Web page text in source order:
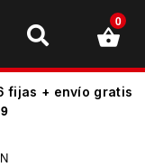
fijas + envío gratis
0